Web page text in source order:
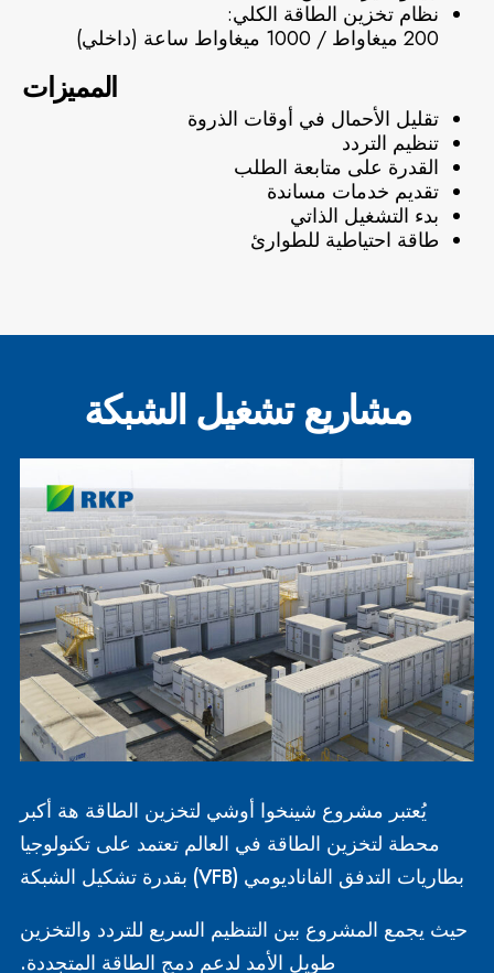
نظام تخزين الطاقة الكلي:
200 ميغاواط / 1000 ميغاواط ساعة (داخلي)
المميزات
تقليل الأحمال في أوقات الذروة
تنظيم التردد
القدرة على متابعة الطلب
تقديم خدمات مساندة
بدء التشغيل الذاتي
طاقة احتياطية للطوارئ
مشاريع تشغيل الشبكة
يُعتبر مشروع شينخوا أوشي لتخزين الطاقة هة أكبر
محطة لتخزين الطاقة في العالم تعتمد على تكنولوجيا
بطاريات التدفق الفاناديومي (VFB) بقدرة تشكيل الشبكة
حيث يجمع المشروع بين التنظيم السريع للتردد والتخزين
طويل الأمد لدعم دمج الطاقة المتجددة.